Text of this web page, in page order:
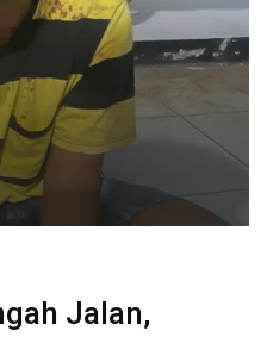
Jalan,